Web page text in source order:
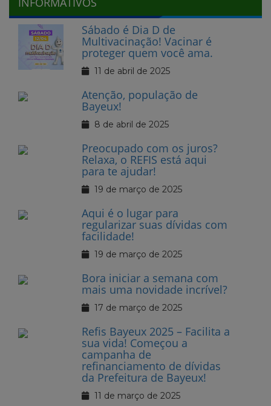
Sábado é Dia D de
Multivacinação! Vacinar é
proteger quem você ama.
11 de abril de 2025
Atenção, população de
Bayeux!
8 de abril de 2025
Preocupado com os juros?
Relaxa, o REFIS está aqui
para te ajudar!
19 de março de 2025
Aqui é o lugar para
regularizar suas dívidas com
facilidade!
19 de março de 2025
Bora iniciar a semana com
mais uma novidade incrível?
17 de março de 2025
Refis Bayeux 2025 – Facilita a
sua vida! Começou a
campanha de
refinanciamento de dívidas
da Prefeitura de Bayeux!
11 de março de 2025